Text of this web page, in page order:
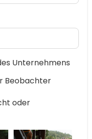
Unternehmens
Beobachter
oder